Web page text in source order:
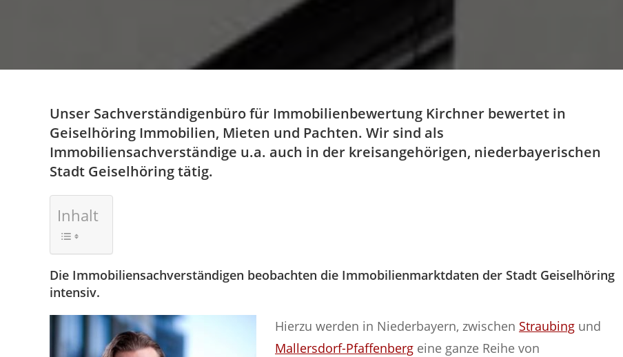
Unser Sachverständigenbüro für Immobilienbewertung Kirchner bewertet in
Geiselhöring Immobilien, Mieten und Pachten. Wir sind als
Immobiliensachverständige u.a. auch in der kreisangehörigen, niederbayerischen
Stadt Geiselhöring tätig.
Inhalt
Die Immobiliensachverständigen beobachten die Immobilienmarktdaten der Stadt Geiselhöring
intensiv.
Hierzu werden in Niederbayern, zwischen Straubing und
Mallersdorf-Pfaffenberg eine ganze Reihe von